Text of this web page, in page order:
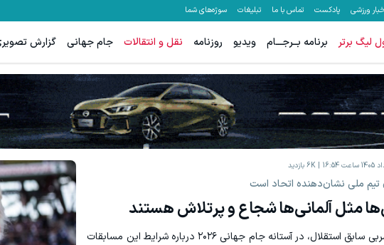
ورزشی پادکست تماس با ما تبلیغات سوژه‌های شما
لیگ برتر برنامه بــرجـــام ویدیو روزنامه نقل و انتقالات جام جهانی گزارش
6K بازدید
تیم ملی نشان‌دهنده اتحاد است
مثل آلمانی‌ها شجاع و پرتلاش هستند
وینفرد شفر، سرمربی سابق استقلال، در آستانه جام جهانی ۲۰۲۶ درباره شرایط این مسابقات
هنوز 50 تتر رو دریافت نکردی؟ | رایگان ثبت نام کن و رایگان شروع کن! بهتر از این مگه